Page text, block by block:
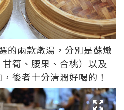
的兩款燉湯，分別是蘇燉
筍、腰果、合桃）以及
後者十分清潤好喝的！